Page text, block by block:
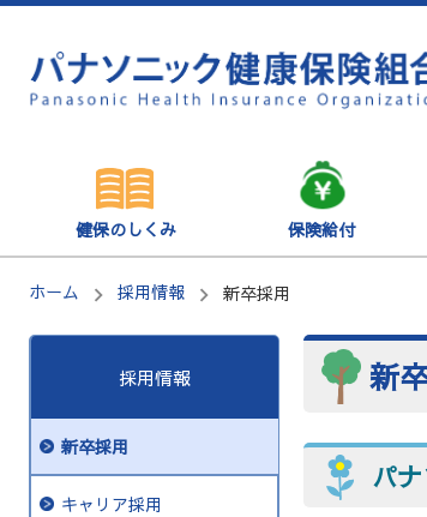
健保のしくみ 保険給付
ホーム 採用情報 新卒採用
採用情報
新卒採用
キャリア採用
新
パ